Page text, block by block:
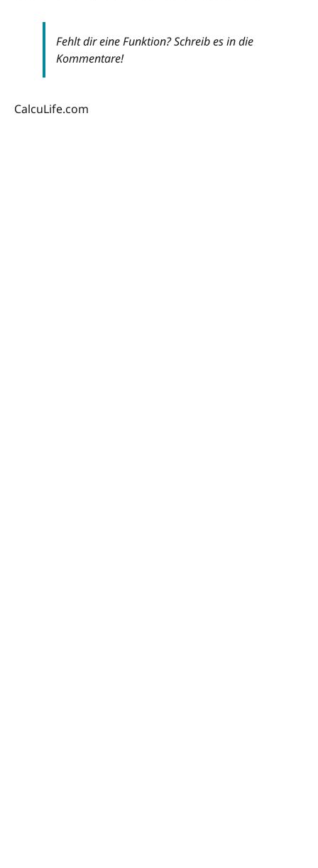
Fehlt dir eine Funktion? Schreib es in die
Kommentare!
CalcuLife.com